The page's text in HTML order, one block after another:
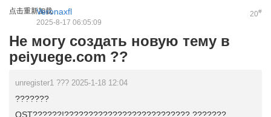
点击重新加载 20#
Veronaxfl
2025-8-17 06:05:09
Не могу создать новую тему в
peiyuege.com ??
unregister1 ??? 2025-1-18 12:04
???????
OST??????!??????????????????????????,??????? ...